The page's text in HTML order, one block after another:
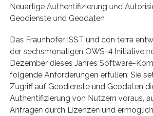
Neuartige Authentifizierung und
Geodienste und Geodaten
Das Fraunhofer ISST und con terra
der sechsmonatigen OWS-4 Initiative
Dezember dieses Jahres Software-
folgende Anforderungen erfüllen: Sie
Zugriff auf Geodienste und Geodaten
Authentifizierung von Nutzern voraus,
Anfragen durch Lizenzen und